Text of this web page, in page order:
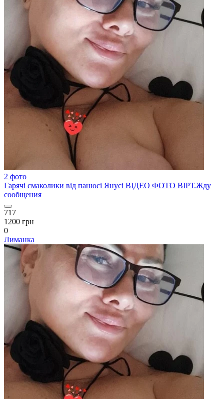
2 фото
Гарячі смаколики від панюсі Янусі ВІДЕО ФОТО ВІРТ.Жду
сообщения
717
1200 грн
0
Лиманка